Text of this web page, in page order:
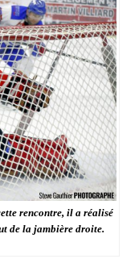
rencontre, il a réalisé
de la jambière droite.